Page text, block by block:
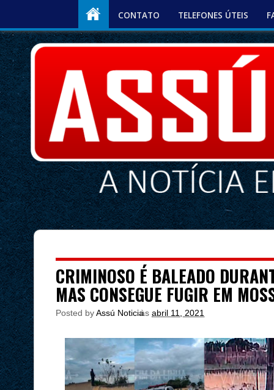
CONTATO TELEFONES ÚTEIS
CRIMINOSO É BALEADO
MAS CONSEGUE FUGIR EM
Posted byAssú Noticia
às abril 11, 2021